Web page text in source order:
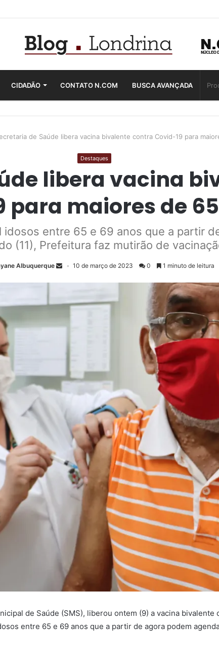
CIDADÃO CONTATO N.COM BUSCA AVANÇADA
de Saúde libera vacina bivalente contra Covid-19 para
Destaques
libera vacina
para maiores de
idosos entre 65 e 69 anos que a partir
(11), Prefeitura faz mutirão de
Albuquerque 10 de março de 2023 0 1 minuto de leitura
de Saúde (SMS), liberou ontem (9) a vacina
entre 65 e 69 anos que a partir de agora podem